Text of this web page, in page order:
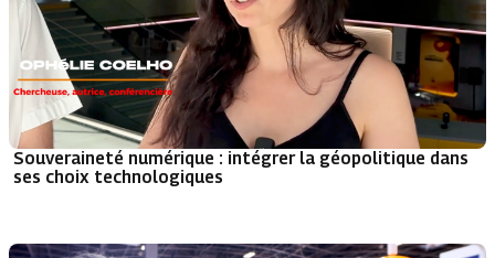
Souveraineté numérique : intégrer la géopolitique dans
ses choix technologiques